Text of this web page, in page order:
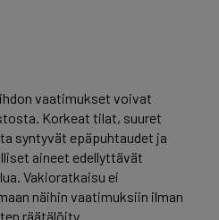
vaatimukset voivat
Korkeat tilat, suuret
syntyvät epäpuhtaudet ja
aineet edellyttävät
Vakioratkaisu ei
näihin vaatimuksiin ilman
räätälöity